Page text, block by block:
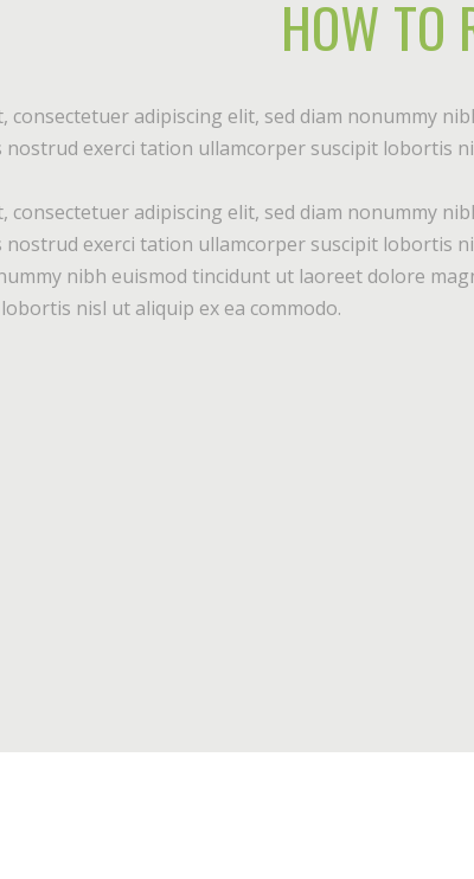
HOW TO
consectetuer adipiscing elit, sed diam nonummy
nostrud exerci tation ullamcorper suscipit lobortis
consectetuer adipiscing elit, sed diam nonummy
nostrud exerci tation ullamcorper suscipit lobortis
nibh euismod tincidunt ut laoreet dolore
nisl ut aliquip ex ea commodo.